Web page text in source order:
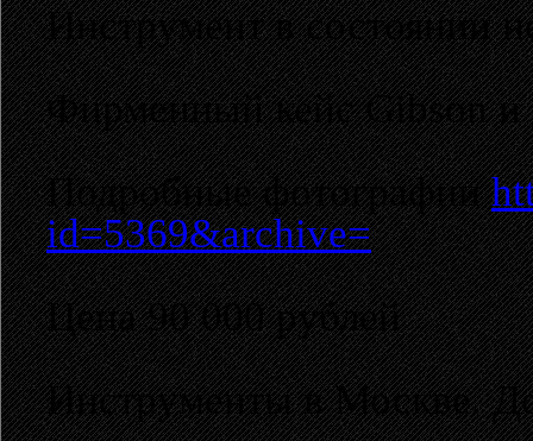
Инструмент в состоянии
Фирменный кейс Gibson и
Подробные фотографии
id=5369&archive=
Цена 90 000 рублей
Инструменты в Москве.